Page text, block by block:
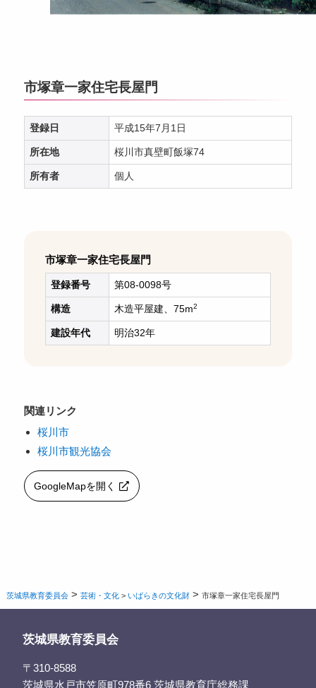
市塚章一家住宅長屋門
登録日 平成15年7月1日
所在地 桜川市真壁町飯塚74
所有者 個人
市塚章一家住宅長屋門
登録番号 第08-0098号
構造 木造平屋建、75m2
建設年代 明治32年
関連リンク
桜川市
桜川市観光協会
GoogleMapを開く
茨城県教育委員会 >芸術・文化 > いばらきの文化財 >市塚章一家住宅長屋門
茨城県教育委員会
〒310-8588
茨城県水戸市笠原町978番6 茨城県教育庁総務課